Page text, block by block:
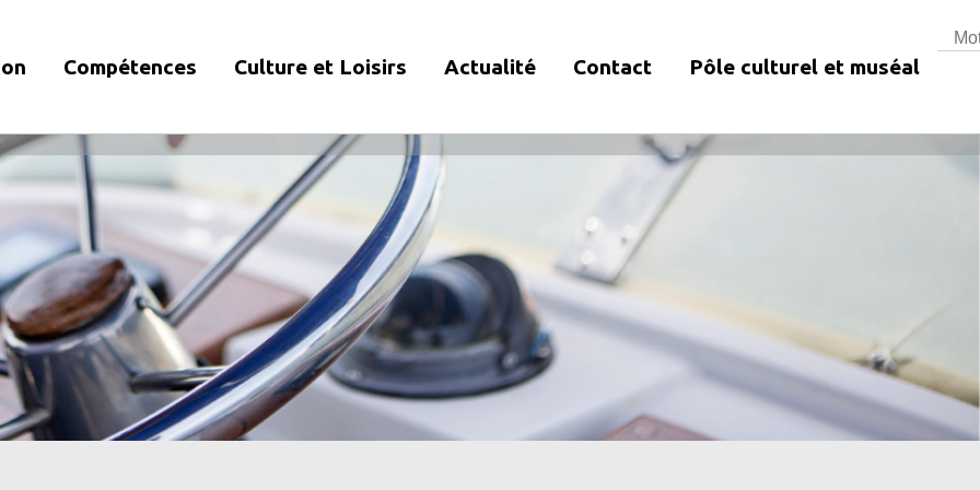
Compétences Culture et Loisirs Actualité Contact Pôle culturel et muséal